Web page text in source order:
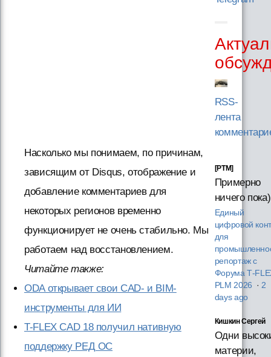
Насколько мы понимаем, по причинам,
зависящим от Disqus, отображение и
добавление комментариев для
некоторых регионов временно
функционирует не очень стабильно. Мы
работаем над восстановлением.
Читайте также:
ODA открывает свои CAD- и BIM-
инструменты для ИИ
T-FLEX CAD 18 получил нативную
поддержку РЕД ОС
RSS-
лента
[PTM]
Примерно
ничего пока)
Единый
цифровой
для
репортаж с
Форума
PLM 2026 · 2
days ago
Кишкин Сергей
Одни
материи,